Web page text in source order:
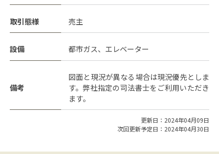
取引態様 売主
設備 都市ガス、エレベーター
備考
図面と現況が異なる場合は現況優先としま
す。弊社指定の司法書士をご利用いただき
ます。
更新日：2024年04月09日
次回更新予定日：2024年04月30日